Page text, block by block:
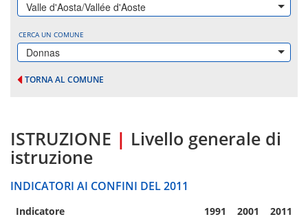
Valle d'Aosta/Vallée d'Aoste
CERCA UN COMUNE
Donnas
TORNA AL COMUNE
ISTRUZIONE | Livello generale di
istruzione
INDICATORI AI CONFINI DEL 2011
Indicatore 1991 2001 2011